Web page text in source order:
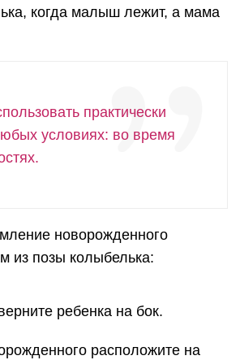
когда малыш лежит, а мама
практически
условиях: во время
новорожденного
из позы колыбелька:
ребенка на бок.
расположите на